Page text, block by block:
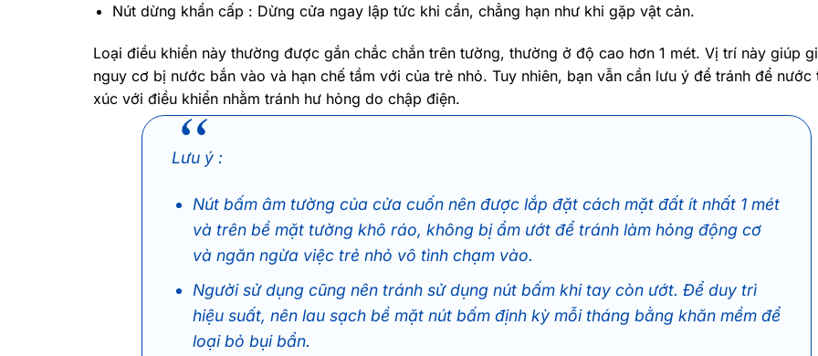
Nút dừng khẩn cấp : Dừng cửa ngay lập tức khi cần, chẳng hạn như khi gặp vật cản.
Loại điều khiển này thường được gắn chắc chắn trên tường, thường ở độ cao hơn 1 mét. Vị trí này giúp
nguy cơ bị nước bắn vào và hạn chế tầm với của trẻ nhỏ. Tuy nhiên, bạn vẫn cần lưu ý để tránh để nước
xúc với điều khiển nhằm tránh hư hỏng do chập điện.
Lưu ý :
Nút bấm âm tường của cửa cuốn nên được lắp đặt cách mặt đất ít nhất 1 mét
và trên bề mặt tường khô ráo, không bị ẩm ướt để tránh làm hỏng động cơ
và ngăn ngừa việc trẻ nhỏ vô tình chạm vào.
Người sử dụng cũng nên tránh sử dụng nút bấm khi tay còn ướt. Để duy trì
hiệu suất, nên lau sạch bề mặt nút bấm định kỳ mỗi tháng bằng khăn mềm để
loại bỏ bụi bẩn.